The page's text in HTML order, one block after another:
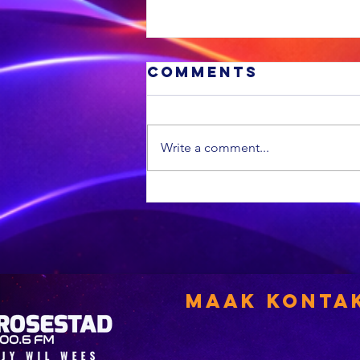
MIDDAG SPORT:
Die All Blacks
se terugkeer
rugbytradisie
herleef, dit is
Comments
Write a comment...
Maak